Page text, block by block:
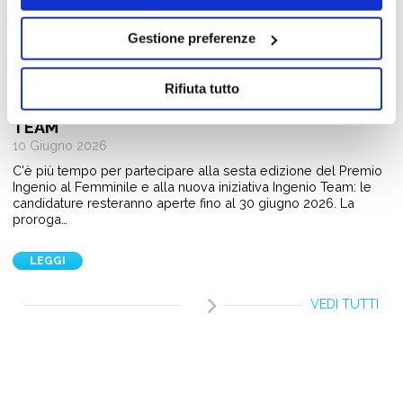
Gestione preferenze
Rifiuta tutto
Giovani e Lavoro
PREMIO INGENIO AL FEMMINILE 2026:
CANDIDATURE APERTE FINO AL 30 GIUGNO. PIÙ
TEMPO ANCHE PER LA NUOVA SFIDA INGENIO
TEAM
10 Giugno 2026
C'è più tempo per partecipare alla sesta edizione del Premio
Ingenio al Femminile e alla nuova iniziativa Ingenio Team: le
candidature resteranno aperte fino al 30 giugno 2026. La
proroga…
LEGGI
VEDI TUTTI